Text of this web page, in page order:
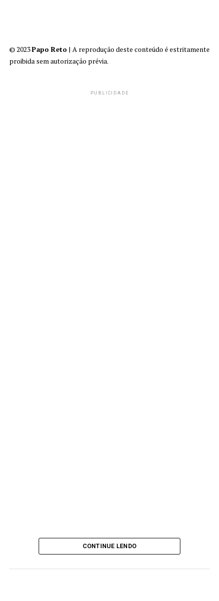
© 2023Papo Reto | A reprodução deste conteúdo é estritamente
proibida sem autorização prévia.
PUBLICIDADE
CONTINUE LENDO